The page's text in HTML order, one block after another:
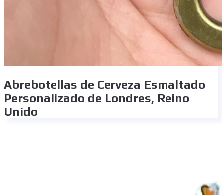
Abrebotellas de Cerveza Esmaltado
Personalizado de Londres, Reino
Unido